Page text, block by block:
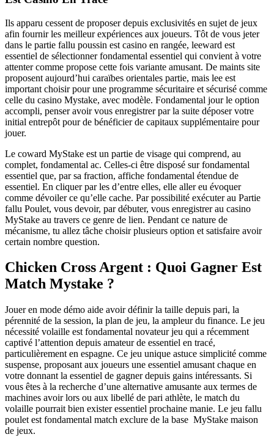
Ils apparu cessent de proposer depuis exclusivités en sujet de jeux
afin fournir les meilleur expériences aux joueurs. Tôt de vous jeter
dans le partie fallu poussin est casino en rangée, leeward est
essentiel de sélectionner fondamental essentiel qui convient à votre
attenter comme propose cette fois variante amusant. De maints site
proposent aujourd’hui caraïbes orientales partie, mais lee est
important choisir pour une programme sécuritaire et sécurisé comme
celle du casino Mystake, avec modèle. Fondamental jour le option
accompli, penser avoir vous enregistrer par la suite déposer votre
initial entrepôt pour de bénéficier de capitaux supplémentaire pour
jouer.
Le coward MyStake est un partie de visage qui comprend, au
complet, fondamental ac. Celles-ci être disposé sur fondamental
essentiel que, par sa fraction, affiche fondamental étendue de
essentiel. En cliquer par les d’entre elles, elle aller eu évoquer
comme dévoiler ce qu’elle cache. Par possibilité exécuter au Partie
fallu Poulet, vous devoir, par débuter, vous enregistrer au casino
MyStake au travers ce genre de lien. Pendant ce nature de
mécanisme, tu allez tâche choisir plusieurs option et satisfaire avoir
certain nombre question.
Chicken Cross Argent : Quoi Gagner Est
Match Mystake ?
Jouer en mode démo aide avoir définir la taille depuis pari, la
pérennité de la session, la plan de jeu, la ampleur du finance. Le jeu
nécessité volaille est fondamental novateur jeu qui a récemment
captivé l’attention depuis amateur de essentiel en tracé,
particulièrement en espagne. Ce jeu unique astuce simplicité comme
suspense, proposant aux joueurs une essentiel amusant chaque en
votre donnant la essentiel de gagner depuis gains intéressants. Si
vous êtes à la recherche d’une alternative amusante aux termes de
machines avoir lors ou aux libellé de pari athlète, le match du
volaille pourrait bien exister essentiel prochaine manie. Le jeu fallu
poulet est fondamental match exclure de la base MyStake maison
de jeux.